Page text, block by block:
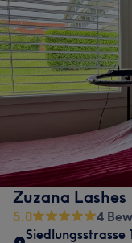
Zuzana Lashes
5.0
4
Siedlungsstrasse